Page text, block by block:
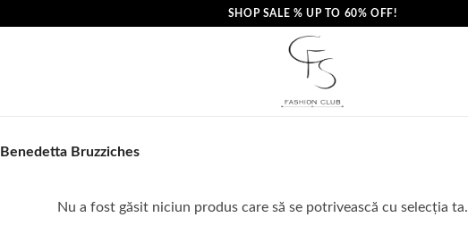
SHOP SALE % UP TO 60% OFF!
Benedetta Bruzziches
Nu a fost găsit niciun produs care să se potrivească cu selecția ta.